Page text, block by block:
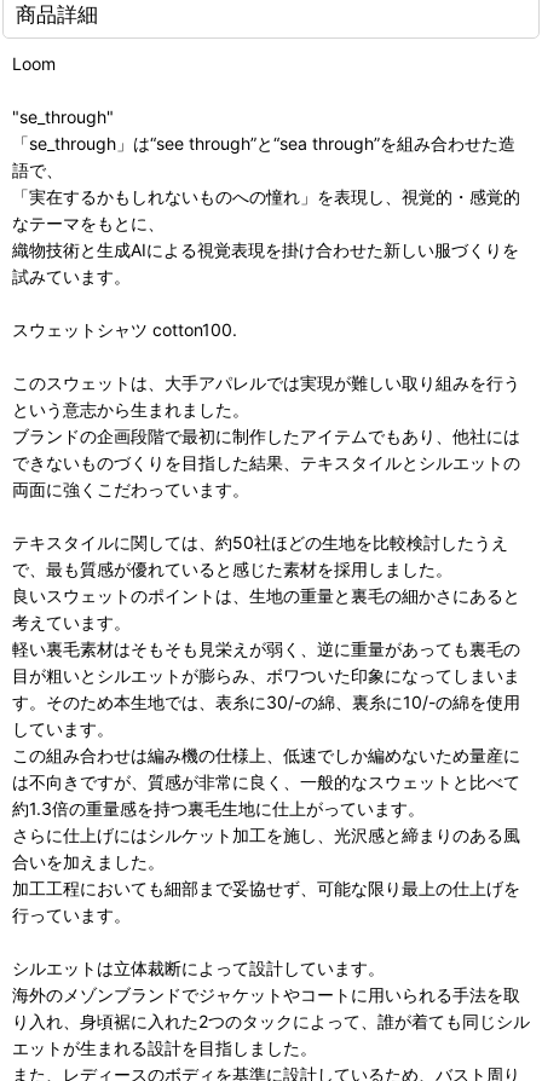
商品詳細
Loom
"se_through"
「se_through」は“see through”と“sea through”を組み合わせた造
語で、
「実在するかもしれないものへの憧れ」を表現し、視覚的・感覚的
なテーマをもとに、
織物技術と生成AIによる視覚表現を掛け合わせた新しい服づくりを
試みています。
スウェットシャツ cotton100.
このスウェットは、大手アパレルでは実現が難しい取り組みを行う
という意志から生まれました。
ブランドの企画段階で最初に制作したアイテムでもあり、他社には
できないものづくりを目指した結果、テキスタイルとシルエットの
両面に強くこだわっています。
テキスタイルに関しては、約50社ほどの生地を比較検討したうえ
で、最も質感が優れていると感じた素材を採用しました。
良いスウェットのポイントは、生地の重量と裏毛の細かさにあると
考えています。
軽い裏毛素材はそもそも見栄えが弱く、逆に重量があっても裏毛の
目が粗いとシルエットが膨らみ、ボワついた印象になってしまいま
す。そのため本生地では、表糸に30/-の綿、裏糸に10/-の綿を使用
しています。
この組み合わせは編み機の仕様上、低速でしか編めないため量産に
は不向きですが、質感が非常に良く、一般的なスウェットと比べて
約1.3倍の重量感を持つ裏毛生地に仕上がっています。
さらに仕上げにはシルケット加工を施し、光沢感と締まりのある風
合いを加えました。
加工工程においても細部まで妥協せず、可能な限り最上の仕上げを
行っています。
シルエットは立体裁断によって設計しています。
海外のメゾンブランドでジャケットやコートに用いられる手法を取
り入れ、身頃裾に入れた2つのタックによって、誰が着ても同じシル
エットが生まれる設計を目指しました。
また、レディースのボディを基準に設計しているため、バスト周り